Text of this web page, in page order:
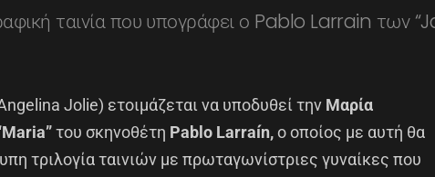
ταινία που υπογράφει ο Pablo Larrain των
Jolie) ετοιμάζεται να υποδυθεί την Μαρία
του σκηνοθέτη Pablo Larraín,o οποίος με αυτή θα
τριλογία ταινιών με πρωταγωνίστριες γυναίκες που